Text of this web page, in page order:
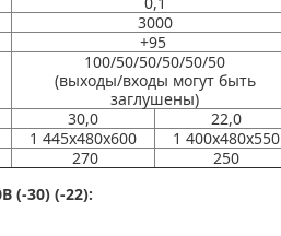
3000
+95
100/50/50/50/50/50
(выходы/входы могут быть
заглушены)
30,0
22,0
1 445х480х600
1 400х480х550
270
250
30) (-22):